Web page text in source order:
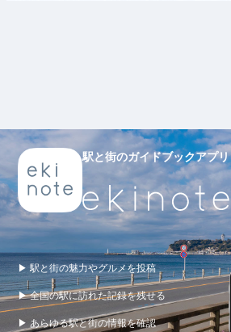
駅と街のガイドブックアプリ
▶ 駅と街の魅力やグルメを投稿
▶ 全国の駅に訪れた記録を残せる
▶ あらゆる駅と街の情報を確認